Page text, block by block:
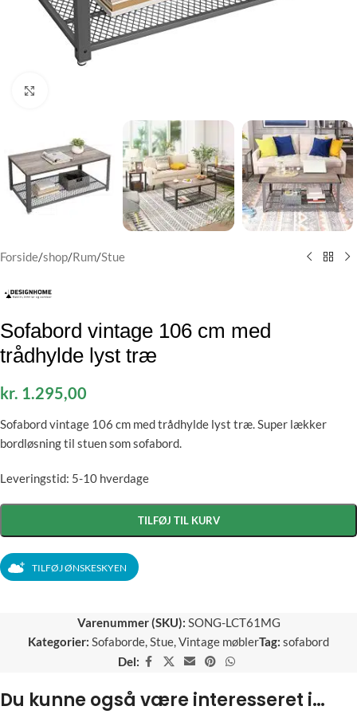
Forside/shop/Rum/Stue
Sofabord vintage 106 cm med
trådhylde lyst træ
kr. 1.295,00
Sofabord vintage 106 cm med trådhylde lyst træ. Super lækker
bordløsning til stuen som sofabord.
Leveringstid: 5-10 hverdage
TILFØJ TIL KURV
TILFØJ ØNSKESKYEN
Varenummer (SKU): SONG-LCT61MG
Kategorier: Sofaborde Stue Vintage møblerTag: sofabord
Del:
Du kunne også være interesseret i…